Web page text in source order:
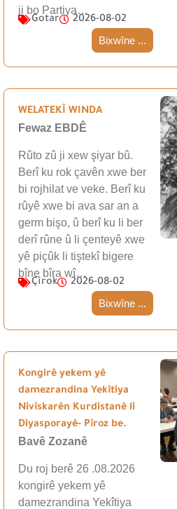
ji bo Partiya…
Gotar 2026-08-02
Bixwîne ...
WELATEKÎ WINDA
Fewaz EBDÊ
Rûto zû ji xew şiyar bû.
Berî ku rok çavên xwe ber
bi rojhilat ve veke. Berî ku
rûyê xwe bi ava sar an a
germ bişo, û berî ku li ber
derî rûne û li çenteyê xwe
yê piçûk li tiştekî bigere
bîne bîra wî…
Çîrok 2026-08-02
Bixwîne ...
Kongirê yekem yê
damezrandina Yekîtiya
Nivîskarên Kurdistanê li
Diyasporayê- Pîroz be.
Bavê Zozanê
Du roj berê 26 .08.2026
kongirê yekem yê
damezrandina Yekîtiya